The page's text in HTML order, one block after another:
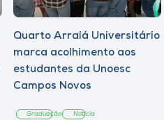
Quarto Arraiá Universitário
marca acolhimento aos
estudantes da Unoesc
Campos Novos
Graduação Notícia